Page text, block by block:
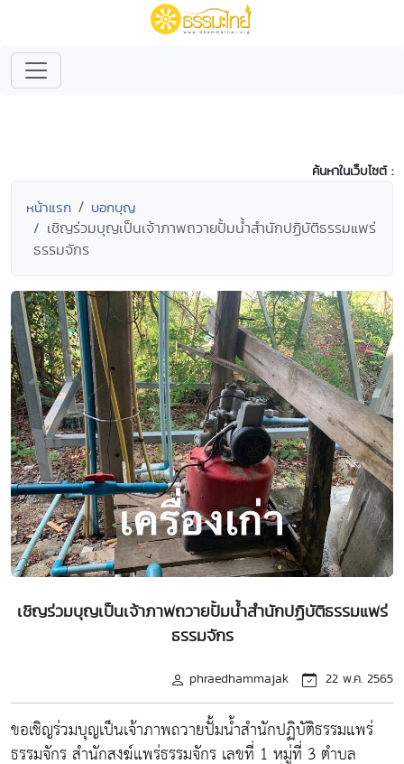
ค้นหาในเว็บไซต์ :
หน้าแรก บอกบุญ
เชิญร่วมบุญเป็นเจ้าภาพถวายปั้มน้ำสำนักปฏิบัติธรรมแพร่
ธรรมจักร
เชิญร่วมบุญเป็นเจ้าภาพถวายปั้มน้ำสำนักปฏิบัติธรรมแพร่
ธรรมจักร
phraedhammajak 22 พ.ค. 2565
ขอเชิญร่วมบุญเป็นเจ้าภาพถวายปั้มน้ำสำนักปฏิบัติธรรมแพร่
ธรรมจักร สำนักสงฆ์แพร่ธรรมจักร เลขที่ 1 หมู่ที่ 3 ตำบล